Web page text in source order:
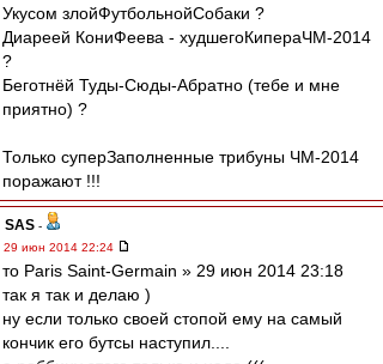
Укусом злойФутбольнойСобаки ?
Диареей КониФеева - худшегоКипераЧМ-2014
?
Беготнёй Туды-Сюды-Абратно (тебе и мне
приятно) ?
Только суперЗаполненные трибуны ЧМ-2014
поражают !!!
SAS -
29 июн 2014 22:24
то Paris Saint-Germain » 29 июн 2014 23:18
так я так и делаю )
ну если только своей стопой ему на самый
кончик его бутсы наступил....